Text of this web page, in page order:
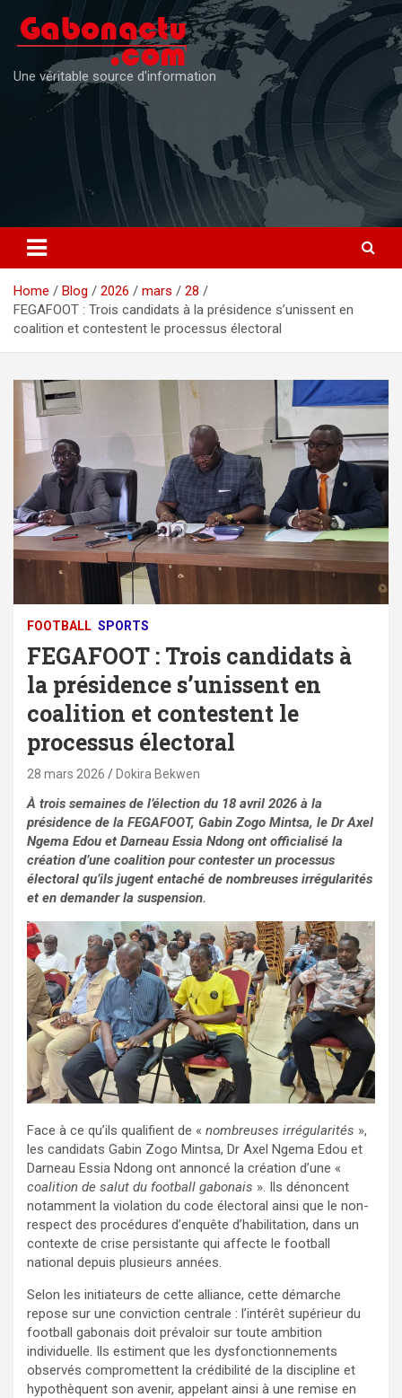
content
Une véritable source d'information
Home Blog 2026 mars
28
FEGAFOOT : Trois candidats à la présidence s’unissent en
coalition et contestent le processus électoral
FOOTBALL SPORTS
FEGAFOOT : Trois candidats à
la présidence s’unissent en
coalition et contestent le
processus électoral
28 mars 2026 Dokira Bekwen
À trois semaines de l’élection du 18 avril 2026 à la
présidence de la FEGAFOOT, Gabin Zogo Mintsa, le Dr Axel
Ngema Edou et Darneau Essia Ndong ont officialisé la
création d’une coalition pour contester un processus
électoral qu’ils jugent entaché de nombreuses irrégularités
et en demander la suspension.
Face à ce qu’ils qualifient de « nombreuses irrégularités »,
les candidats Gabin Zogo Mintsa, Dr Axel Ngema Edou et
Darneau Essia Ndong ont annoncé la création d’une «
coalition de salut du football gabonais ». Ils dénoncent
notamment la violation du code électoral ainsi que le non-
respect des procédures d’enquête d’habilitation, dans un
contexte de crise persistante qui affecte le football
national depuis plusieurs années.
Selon les initiateurs de cette alliance, cette démarche
repose sur une conviction centrale : l’intérêt supérieur du
football gabonais doit prévaloir sur toute ambition
individuelle. Ils estiment que les dysfonctionnements
observés compromettent la crédibilité de la discipline et
hypothèquent son avenir, appelant ainsi à une remise en